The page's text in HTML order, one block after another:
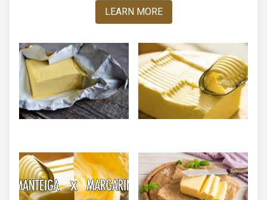
LEARN MORE